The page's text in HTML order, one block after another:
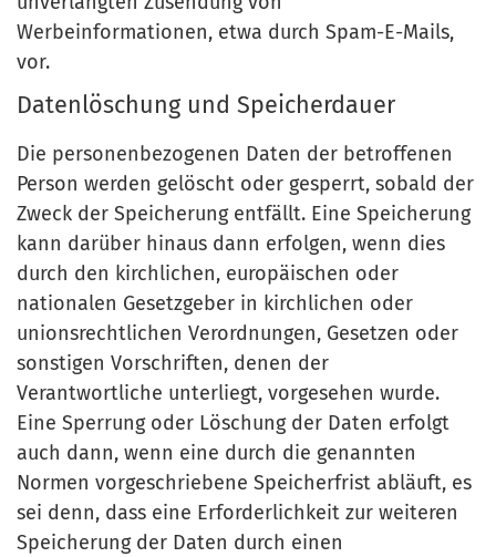
Werbeinformationen, etwa durch Spam-E-Mails,
vor.
Datenlöschung und Speicherdauer
Die personenbezogenen Daten der betroffenen
Person werden gelöscht oder gesperrt, sobald der
Zweck der Speicherung entfällt. Eine Speicherung
kann darüber hinaus dann erfolgen, wenn dies
durch den kirchlichen, europäischen oder
nationalen Gesetzgeber in kirchlichen oder
unionsrechtlichen Verordnungen, Gesetzen oder
sonstigen Vorschriften, denen der
Verantwortliche unterliegt, vorgesehen wurde.
Eine Sperrung oder Löschung der Daten erfolgt
auch dann, wenn eine durch die genannten
Normen vorgeschriebene Speicherfrist abläuft, es
sei denn, dass eine Erforderlichkeit zur weiteren
Speicherung der Daten durch einen